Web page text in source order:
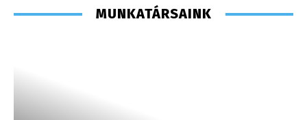
MUNKATÁRSAINK